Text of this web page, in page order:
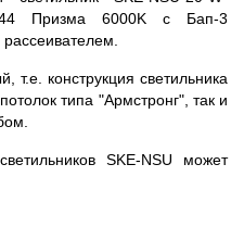
Призма 6000K с Бап-3
т.е. конструкция светильника
типа "Армстронг", так и
светильников SKE-NSU может